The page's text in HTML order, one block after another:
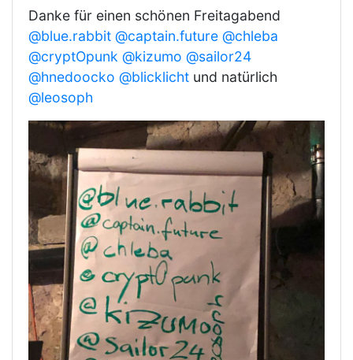
Danke für einen schönen Freitagabend
@blue.rabbit @captain.future @chleba
@cryptOpunk @kizumo @sailor24
@hnedoocko @blicklicht und natürlich
@leosoph